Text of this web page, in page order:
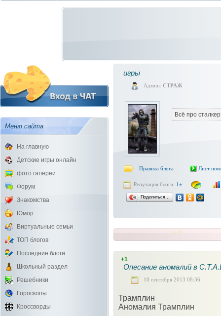
Меню сайта
На главную
Детские игры онлайн
фото галереи
Форум
Знакомства
Юмор
Виртуальные семьи
ТОП блогов
Последние блоги
Школьный раздел
Решебники
Гороскопы
Кроссворды
игры
Админ: СТРАЖ
Всё про сталкер
Правила блога Лист
Репутация блога: 1±
Поделиться…
+1
Опесание аномалий в
10 сентября 2013 08:36
Трамплин
Аномалия Трамплин